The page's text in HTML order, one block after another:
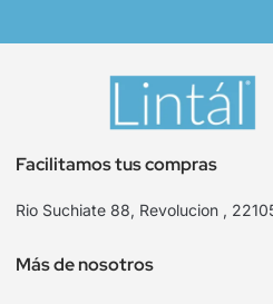
Facilitamos tus compras
Rio Suchiate 88, Revolucion ,
Más de nosotros